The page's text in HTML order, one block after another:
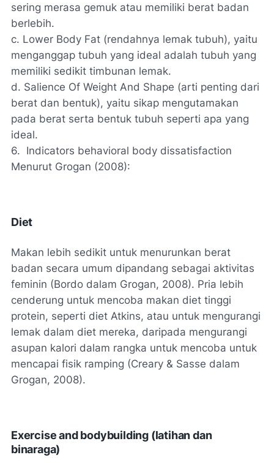
sering merasa gemuk atau memiliki berat badan
berlebih.
c. Lower Body Fat (rendahnya lemak tubuh), yaitu
menganggap tubuh yang ideal adalah tubuh yang
memiliki sedikit timbunan lemak.
d. Salience Of Weight And Shape (arti penting dari
berat dan bentuk), yaitu sikap mengutamakan
pada berat serta bentuk tubuh seperti apa yang
ideal.
6. Indicators behavioral body dissatisfaction
Menurut Grogan (2008):
Diet
Makan lebih sedikit untuk menurunkan berat
badan secara umum dipandang sebagai aktivitas
feminin (Bordo dalam Grogan, 2008). Pria lebih
cenderung untuk mencoba makan diet tinggi
protein, seperti diet Atkins, atau untuk mengurangi
lemak dalam diet mereka, daripada mengurangi
asupan kalori dalam rangka untuk mencoba untuk
mencapai fisik ramping (Creary & Sasse dalam
Grogan, 2008).
Exercise and bodybuilding (latihan dan
binaraga)